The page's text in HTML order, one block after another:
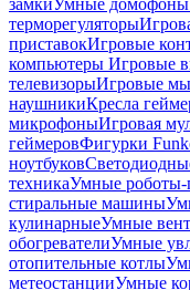
замкиУмные домофоны
терморегуляторы
приставокИгровые
компьютеры Игровые
телевизорыИгровые
наушникиКресла
микрофоныИгровая
геймеровФигурки
ноутбуков
техникаУмные роботы-
стиральные машины
кулинарныеУмные
обогревателиУмные
отопительные котлы
метеостанцииУмные